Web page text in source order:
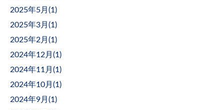
2025年5月(1 )
2025年3月(1 )
2025年2月(1 )
2024年12月(1 )
2024年11月(1 )
2024年10月(1 )
2024年9月(1 )